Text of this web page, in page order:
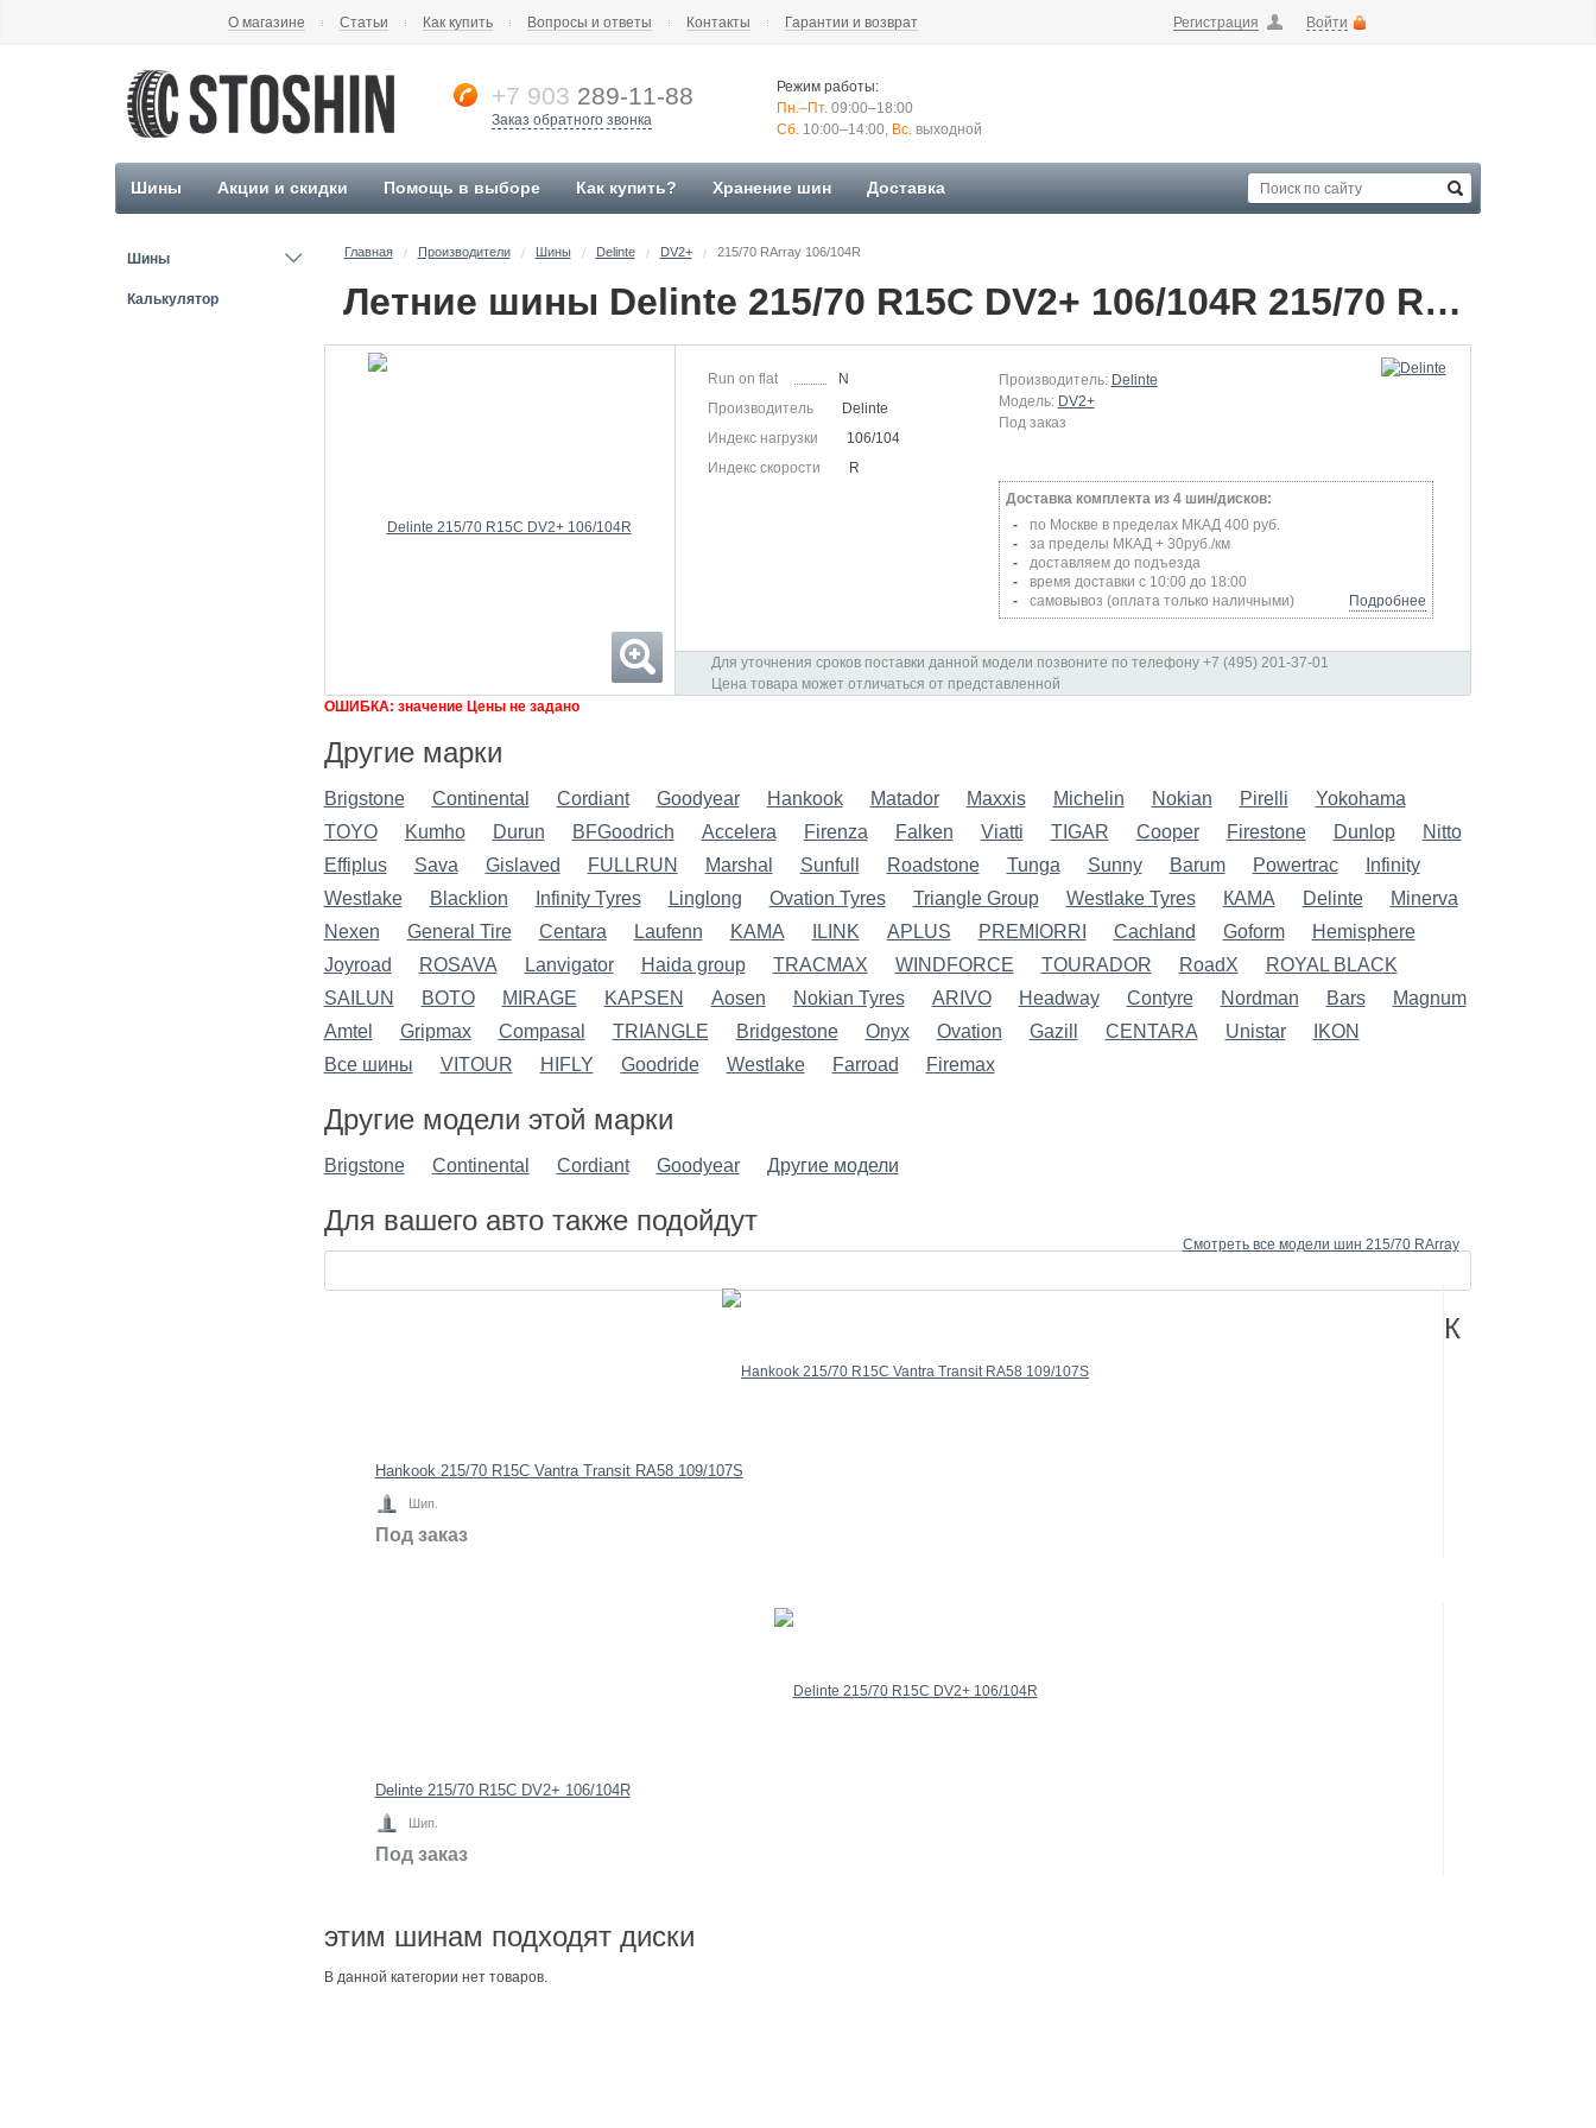
Регистрация Войти
О магазине Статьи Как купить Вопросы и ответы Контакты Гарантии и возврат
+7 903 289-11-88
Заказ обратного звонка
Режим работы:
Пн.–Пт. 09:00–18:00
Сб. 10:00–14:00, Вс. выходной
Шины Акции и скидки Помощь в выборе Как купить? Хранение шин Доставка
Шины
Калькулятор
Главная / Производители / Шины / Delinte / DV2+ / 215/70 RArray 106/104R
Летние шины Delinte 215/70 R15C DV2+ 106/104R 215/70 RArray
Run on flat
N
Производитель
Delinte
Индекс нагрузки
106/104
Индекс скорости
R
Производитель: Delinte
Модель: DV2+
Под заказ
Доставка комплекта из 4 шин/дисков:
по Москве в пределах МКАД 400 руб.
за пределы МКАД + 30руб./км
доставляем до подъезда
время доставки с 10:00 до 18:00
самовывоз (оплата только наличными)
Подробнее
Для уточнения сроков поставки данной модели позвоните по телефону +7 (495) 201-37-01
Цена товара может отличаться от представленной
ОШИБКА: значение Цены не задано
Другие марки
Brigstone Continental Cordiant Goodyear Hankook Matador Maxxis Michelin Nokian Pirelli
Yokohama
TOYO
Kumho Durun BFGoodrich Accelera Firenza Falken Viatti TIGAR Cooper Firestone Dunlop
Nitto
Effiplus
Sava Gislaved FULLRUN Marshal Sunfull Roadstone Tunga Sunny Barum Powertrac
Infinity
Westlake
Blacklion Infinity Tyres Linglong Ovation Tyres Triangle Group Westlake Tyres КАМА Delinte
Minerva
Nexen
General Tire Centara Laufenn KAMA ILINK APLUS PREMIORRI Cachland Goform
Hemisphere
Joyroad
ROSAVA Lanvigator Haida group TRACMAX WINDFORCE TOURADOR RoadX
ROYAL BLACK
SAILUN
BOTO MIRAGE KAPSEN Aosen Nokian Tyres ARIVO Headway Contyre Nordman Bars
Magnum
Amtel
Gripmax Compasal TRIANGLE Bridgestone Onyx Ovation Gazill CENTARA Unistar
IKON
Все шины
VITOUR HIFLY Goodride Westlake Farroad Firemax
Другие модели этой марки
Brigstone Continental Cordiant Goodyear Другие модели
Для вашего авто также подойдут
Hankook 215/70 R15C Vantra Transit RA58 109/107S
Шип.
Под заказ
Delinte 215/70 R15C DV2+ 106/104R
Шип.
Под заказ
Смотреть все модели шин 215/70 RArray
К
этим шинам подходят диски
В данной категории нет товаров.